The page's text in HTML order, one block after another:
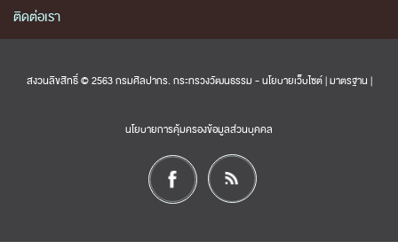
ติดต่อเรา
สงวนลิขสิทธิ์ © 2563 กรมศิลปากร. กระทรวงวัฒนธรรม -นโยบายเว็บไซต์|มาตรฐาน |
นโยบายการคุ้มครองข้อมูลส่วนบุคคล